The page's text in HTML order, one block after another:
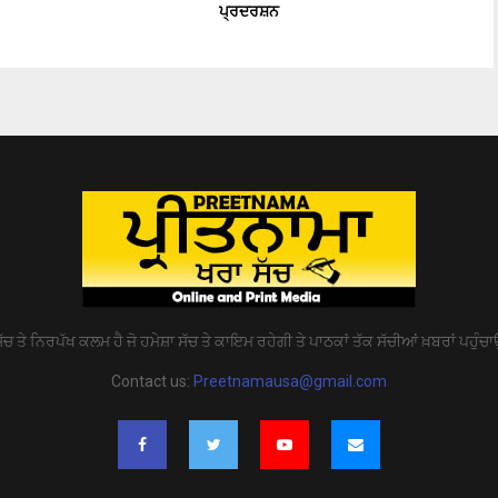
ਪ੍ਰਦਰਸ਼ਨ
ਤੇ ਨਿਰਪੱਖ ਕਲਮ ਹੈ ਜੋ ਹਮੇਸ਼ਾ ਸੱਚ ਤੇ ਕਾਇਮ ਰਹੇਗੀ ਤੇ ਪਾਠਕਾਂ ਤੱਕ ਸੱਚੀਆਂ ਖ਼ਬਰਾਂ
Contact us: Preetnamausa@gmail.com